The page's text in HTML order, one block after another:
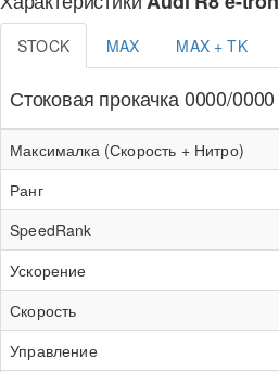
STOCK MAX MAX + TK
Стоковая прокачка 0000/0000
Максималка (Скорость + Нитро)
Ранг
SpeedRank
Ускорение
Скорость
Управление